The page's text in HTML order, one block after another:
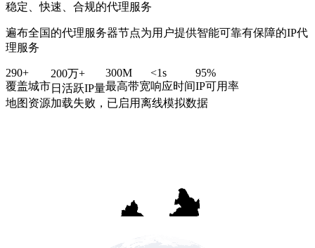
稳定、快速、合规的代理服务
遍布全国的代理服务器节点为用户提供智能可靠有保障的IP代
理服务
290+
覆盖城市
200万+
日活跃IP量
300M
最高带宽
<1s
响应时间
95%
IP可用率
地图资源加载失败，已启用离线模拟数据